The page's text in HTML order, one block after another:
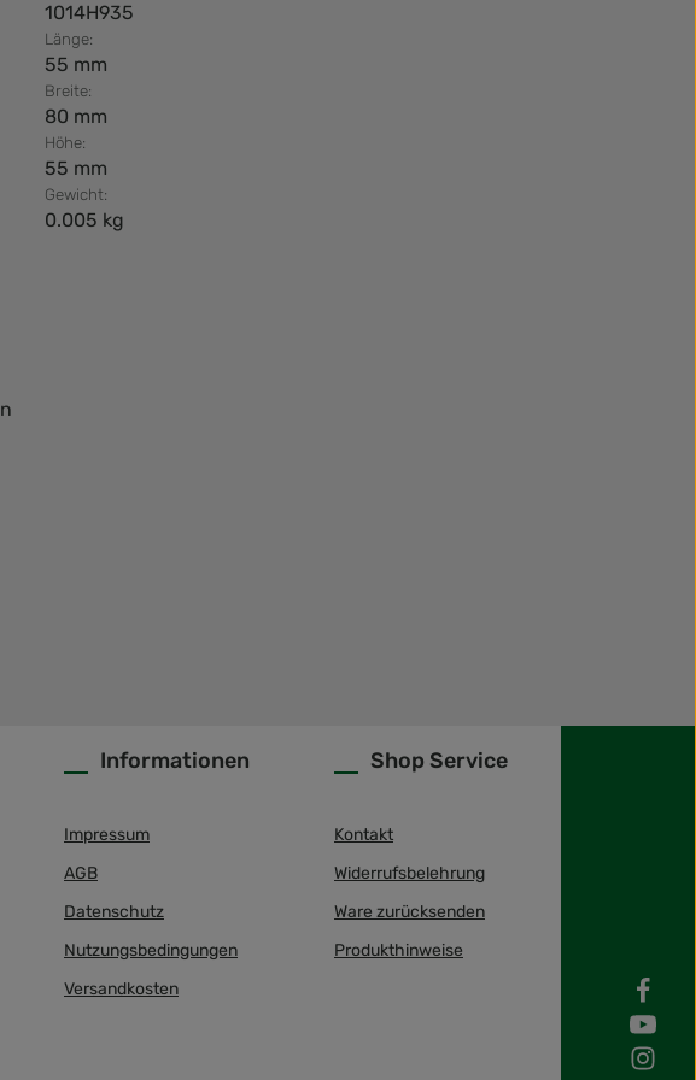
1014H935
Länge:
55 mm
Breite:
80 mm
Höhe:
55 mm
Gewicht:
0.005 kg
Informationen
Impressum
AGB
Datenschutz
Nutzungsbedingungen
Versandkosten
Shop Service
Kontakt
Widerrufsbelehrung
Ware zurücksenden
Produkthinweise